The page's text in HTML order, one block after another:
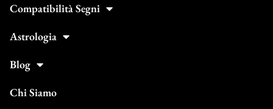
Compatibilità Segni
Astrologia
Blog
Chi Siamo